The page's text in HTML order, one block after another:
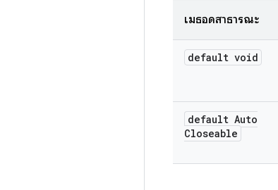
เมธอดสาธารณะ
default void
default Auto
Closeable